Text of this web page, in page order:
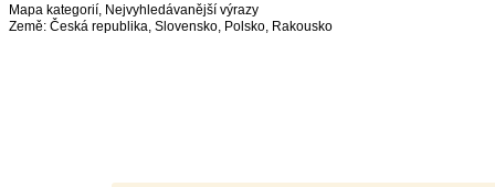
Mapa kategorií, Nejvyhledávanější výrazy
Země: Česká republika, Slovensko, Polsko, Rakousko